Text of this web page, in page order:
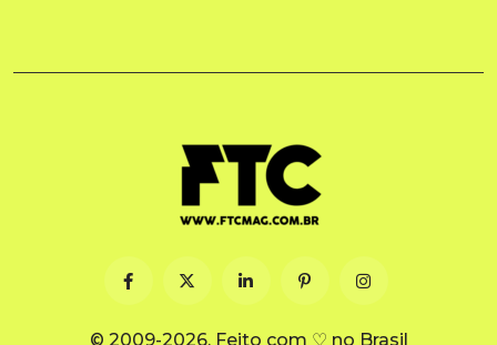
© 2009-2026. Feito com ♡ no Brasil